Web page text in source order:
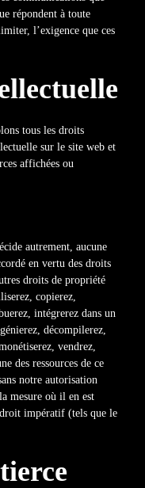
répondent à toute
l’exigence que ces
tous les droits
sur le site web et
affichées ou
autrement, aucune
en vertu des droits
droits de propriété
copierez,
intégrerez dans un
décompilerez,
vendrez,
des ressources de ce
notre autorisation
mesure où il en est
impératif (tels que le